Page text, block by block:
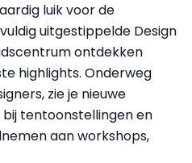
luik voor de
uitgestippelde Design
ontdekken
highlights. Onderweg
zie je nieuwe
tentoonstellingen en
aan workshops,